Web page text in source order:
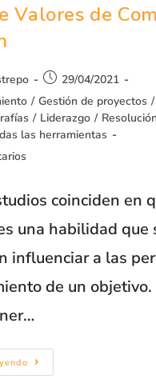
Valores de
29/04/2021
/ Gestión de proyectos /
/ Liderazgo /
las herramientas
coinciden en
una habilidad que
influenciar a las
de un objetivo.